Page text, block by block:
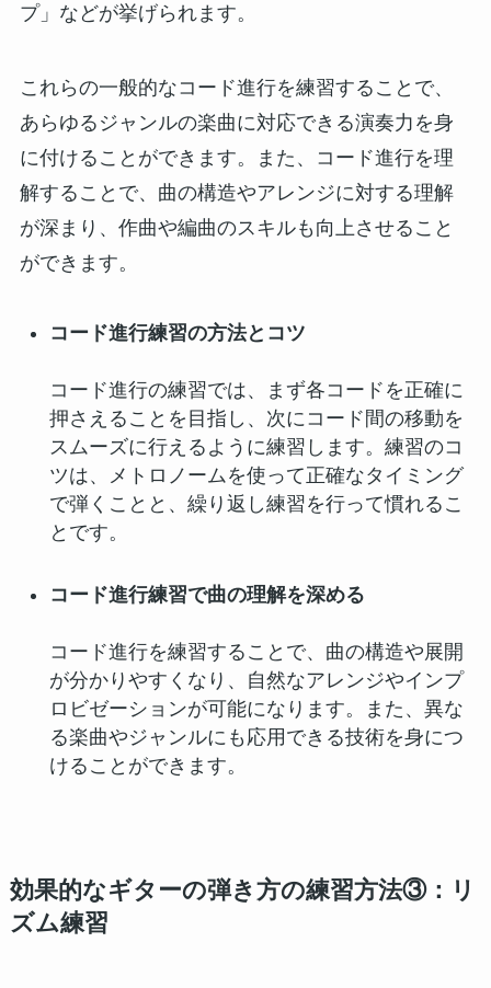
プ」などが挙げられます。
これらの一般的なコード進行を練習することで、
あらゆるジャンルの楽曲に対応できる演奏力を身
に付けることができます。また、コード進行を理
解することで、曲の構造やアレンジに対する理解
が深まり、作曲や編曲のスキルも向上させること
ができます。
コード進行練習の方法とコツ
コード進行の練習では、まず各コードを正確に
押さえることを目指し、次にコード間の移動を
スムーズに行えるように練習します。練習のコ
ツは、メトロノームを使って正確なタイミング
で弾くことと、繰り返し練習を行って慣れるこ
とです。
コード進行練習で曲の理解を深める
コード進行を練習することで、曲の構造や展開
が分かりやすくなり、自然なアレンジやインプ
ロビゼーションが可能になります。また、異な
る楽曲やジャンルにも応用できる技術を身につ
けることができます。
効果的なギターの弾き方の練習方法③：リ
ズム練習